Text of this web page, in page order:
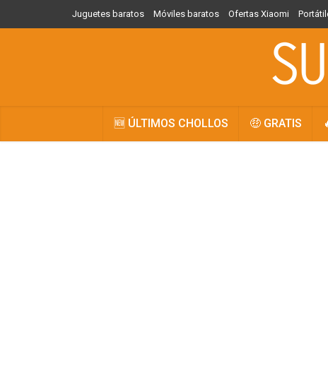
Juguetes baratos Móviles baratos Ofertas Xiaomi
🆕 ÚLTIMOS CHOLLOS 🤑 GRATIS